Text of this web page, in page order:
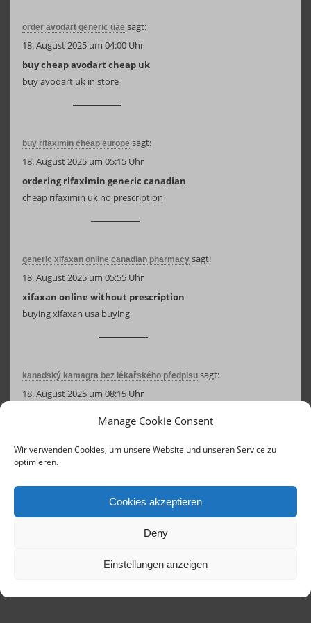
Manage Cookie Consent
Wir verwenden Cookies, um unsere Website und unseren Service zu
optimieren.
Cookies akzeptieren
Deny
Einstellungen anzeigen
order avodart generic uae sagt:
18. August 2025 um 04:00 Uhr
buy cheap avodart cheap uk
buy avodart uk in store
buy rifaximin cheap europe sagt:
18. August 2025 um 05:15 Uhr
ordering rifaximin generic canadian
cheap rifaximin uk no prescription
generic xifaxan online canadian pharmacy sagt:
18. August 2025 um 05:55 Uhr
xifaxan online without prescription
buying xifaxan usa buying
kanadský kamagra bez lékařského předpisu sagt:
18. August 2025 um 08:15 Uhr
chce předepsat kamagra